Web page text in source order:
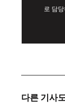
로 담
다른 기사